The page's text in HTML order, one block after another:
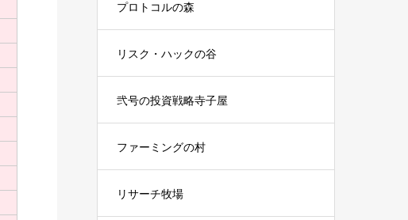
プロトコルの森
リスク・ハックの谷
弐号の投資戦略寺子屋
ファーミングの村
リサーチ牧場